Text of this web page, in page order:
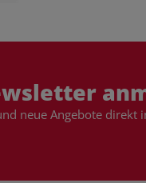
neue Angebote direkt